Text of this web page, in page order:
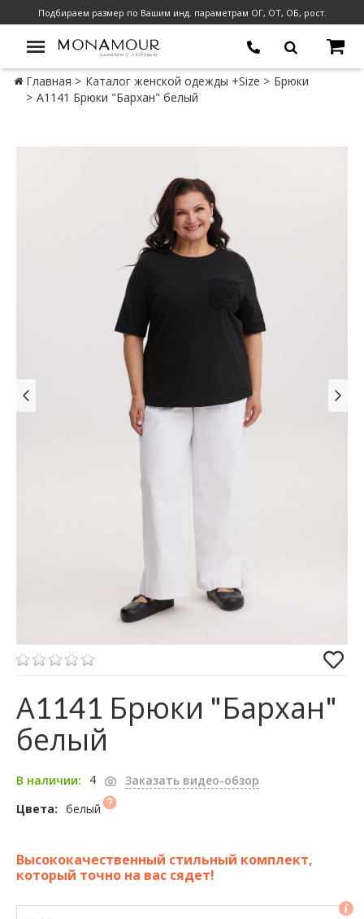
Подбираем размер по Вашим инд. параметрам ОГ, ОТ, ОБ, рост.
Главная Каталог женской одежды +Size
Брюки
А1141 Брюки "Бархан" белый
А1141 Брюки "Бархан"
белый
В наличии: 4
Заказать видео-обзор
Цвета: белый
Высококачественный стильный комплект,
который точно на вас сядет!